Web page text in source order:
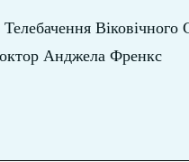
Телебачення
Анджела Френкс